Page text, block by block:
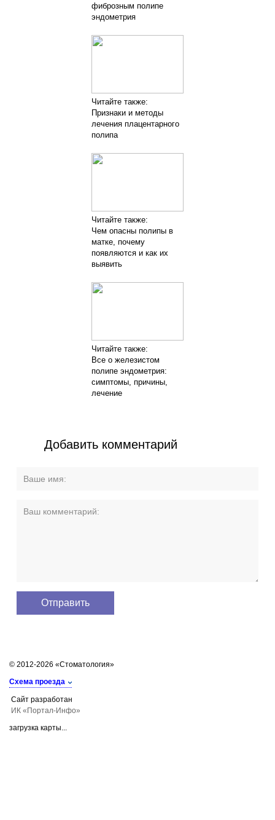
фиброзным полипе
эндометрия
Читайте также:
Признаки и методы
лечения плацентарного
полипа
Читайте также:
Чем опасны полипы в
матке, почему
появляются и как их
выявить
Читайте также:
Все о железистом
полипе эндометрия:
симптомы, причины,
лечение
Добавить комментарий
© 2012-2026 «Стоматология»
Схема проезда
Сайт разработан
ИК «Портал-Инфо»
загрузка карты...